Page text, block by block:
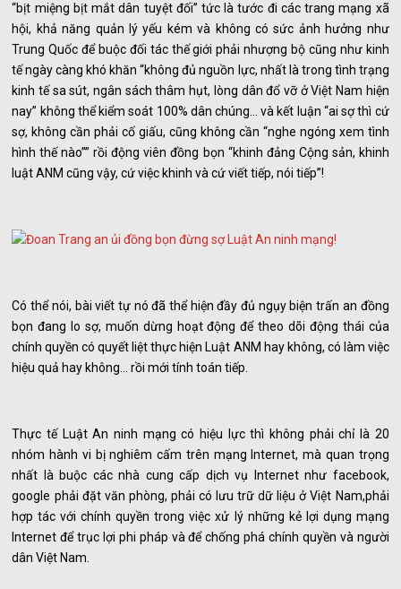
“bịt miệng bịt mắt dân tuyệt đối” tức là tước đi các trang mạng xã
hội, khả năng quản lý yếu kém và không có sức ảnh hưởng như
Trung Quốc để buộc đối tác thế giới phải nhượng bộ cũng như kinh
tế ngày càng khó khăn “không đủ nguồn lực, nhất là trong tình trạng
kinh tế sa sút, ngân sách thâm hụt, lòng dân đổ vỡ ở Việt Nam hiện
nay” không thể kiểm soát 100% dân chúng… và kết luận “ai sợ thì cứ
sợ, không cần phải cố giấu, cũng không cần “nghe ngóng xem tình
hình thế nào”” rồi động viên đồng bọn “khinh đảng Cộng sản, khinh
luật ANM cũng vậy, cứ việc khinh và cứ viết tiếp, nói tiếp”!
Có thể nói, bài viết tự nó đã thể hiện đầy đủ ngụy biện trấn an đồng
bọn đang lo sợ, muốn dừng hoạt động để theo dõi động thái của
chính quyền có quyết liệt thực hiện Luật ANM hay không, có làm việc
hiệu quả hay không… rồi mới tính toán tiếp.
Thực tế Luật An ninh mạng có hiệu lực thì không phải chỉ là 20
nhóm hành vi bị nghiêm cấm trên mạng Internet, mà quan trọng
nhất là buộc các nhà cung cấp dịch vụ Internet như facebook,
google phải đặt văn phòng, phải có lưu trữ dữ liệu ở Việt Nam,phải
hợp tác với chính quyền trong việc xử lý những kẻ lợi dụng mạng
Internet để trục lợi phi pháp và để chống phá chính quyền và người
dân Việt Nam.